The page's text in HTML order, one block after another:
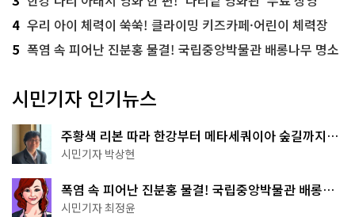
4 우리 아이 체력이 쑥쑥! 클라이밍 키즈카페·어린이 체력장
5 폭염 속 피어난 진분홍 물결! 국립중앙박물관 배롱나무 명소
시민기자 인기뉴스
주황색 리본 따라 한강부터 메타세쿼이아 숲길까지…
서울둘레길 15코스
시민기자 박상현
폭염 속 피어난 진분홍 물결! 국립중앙박물관 배롱나
무 명소
시민기자 최정윤